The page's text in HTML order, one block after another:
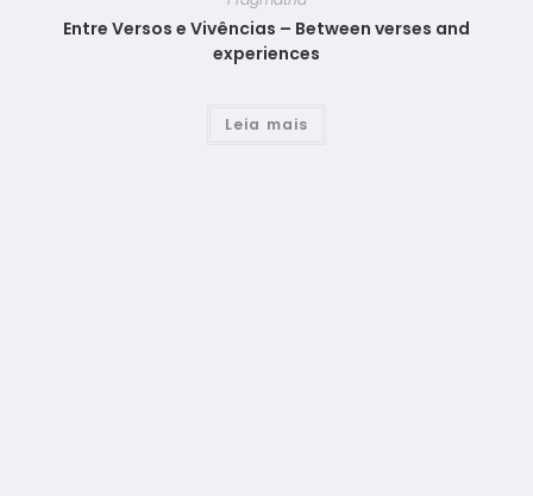
Entre Versos e Vivências – Between verses and
experiences
Leia mais